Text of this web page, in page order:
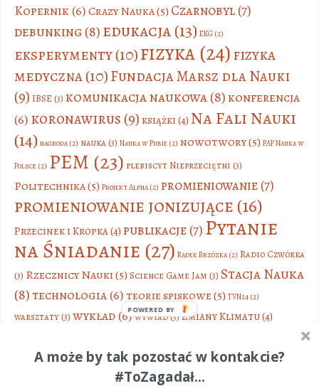
Kopernik(6)Crazy Nauka(5)Czarnobyl(7)
debunking (8)edukacja(13) EKG(2)
eksperymenty(10)fizyka(24)fizyka
medyczna(10)Fundacja Marsz dla Nauki
(9) IBSE(3) komunikacja naukowa(8) konferencja
(6) koronawirus (9) książki (4) Na Fali Nauki
(14) nagroda(2) nauka(3) Nauka w Pubie(2) nowotwory(5) PAP Nauka w
Polsce(2) PEM (23) plebiscyt Nieprzeciętni (3)
Politechnika(5) Projekt Alpha(2) promieniowanie(7)
promieniowanie jonizujące (16)
Przecinek i Kropka(4) publikacje(7) Pytanie
na Śniadanie (27) Radek Brzózka(2) Radio Czwórka
(3) Rzecznicy Nauki(5)Science Game Jam (3) Stacja Nauka
(8) technologia(6) teorie spiskowe(5) TVN24(2)
warsztaty(3) wykład(6)wywiad(3)Zmiany Klimatu(4)
A może by tak pozostać w kontakcie?
#ToZagadał...
POWERED BY